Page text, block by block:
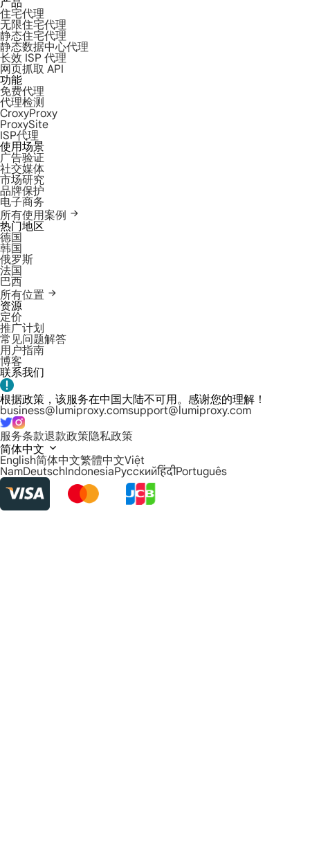
产品
住宅代理
无限住宅代理
静态住宅代理
静态数据中心代理
长效 ISP 代理
网页抓取 API
功能
免费代理
代理检测
CroxyProxy
ProxySite
ISP代理
使用场景
广告验证
社交媒体
市场研究
品牌保护
电子商务
所有使用案例
热门地区
德国
韩国
俄罗斯
法国
巴西
所有位置
资源
定价
推广计划
常见问题解答
用户指南
博客
联系我们
根据政策，该服务在中国大陆不可用。感谢您的理解！
business@lumiproxy.comsupport@lumiproxy.com
服务条款退款政策隐私政策
简体中文
English简体中文繁體中文Việt
NamDeutschIndonesiaРусскийहिंदीPortuguês